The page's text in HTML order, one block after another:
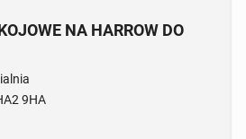
NA HARROW DO
9HA